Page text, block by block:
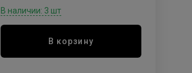
В наличии: 3 шт
В корзину